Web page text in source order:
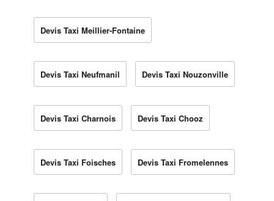
Devis Taxi Meillier-Fontaine
Devis Taxi Neufmanil Devis Taxi Nouzonville
Devis Taxi Charnois Devis Taxi Chooz
Devis Taxi Foisches Devis Taxi Fromelennes